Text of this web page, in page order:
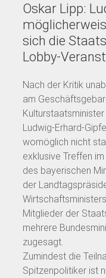
Oskar Lipp:
sich die
Lobby-
Nach der Kritik
am
Ludwig-Erhard-
womöglich nicht
exklusive Treffen
des bayerischen
der
Mitglieder der
mehrere
zugesagt.
Zumindest die
Spitzenpolitiker ist